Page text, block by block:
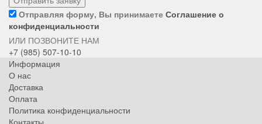
Отправляя форму, Вы принимаете Соглашение о
конфиденциальности
ИЛИ ПОЗВОНИТЕ НАМ
+7 (985) 507-10-10
Информация
О нас
Доставка
Оплата
Политика конфиденциальности